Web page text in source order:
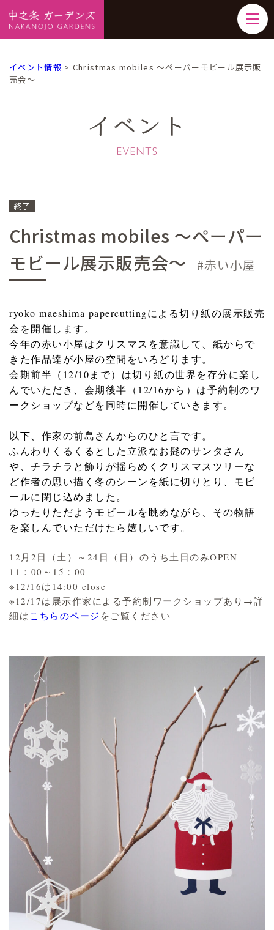
イベント情報 > Christmas mobiles ～ペーパーモビール展示販
売会～
イベント
終了
Christmas mobiles ～ペーパー
モビール展示販売会～
赤い小屋
ryoko maeshima papercuttingによる切り紙の展示販売
会を開催します。
今年の赤い小屋はクリスマスを意識して、紙からで
きた作品達が小屋の空間をいろどります。
会期前半（12/10まで）は切り紙の世界を存分に楽し
んでいただき、会期後半（12/16から）は予約制のワ
ークショップなどを同時に開催していきます。
以下、作家の前島さんからのひと言です。
ふんわりくるくるとした立派なお髭のサンタさん
や、チラチラと飾りが揺らめくクリスマスツリーな
ど作者の思い描く冬のシーンを紙に切りとり、モビ
ールに閉じ込めました。
ゆったりただようモビールを眺めながら、その物語
を楽しんでいただけたら嬉しいです。
12月2日（土）～24日（日）のうち土日のみOPEN
11：00～15：00
※12/16は14:00 close
※12/17は展示作家による予約制ワークショップあり→詳
細は こちらのページ をご覧ください